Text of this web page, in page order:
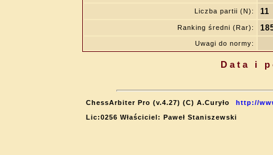
Liczba partii (N): 11
Ranking średni (Rar):
Uwagi do normy:
Data i
ChessArbiter Pro (v.4.27) (C) A.Curyło
http://
Lic:0256 Właściciel: Paweł Staniszewski